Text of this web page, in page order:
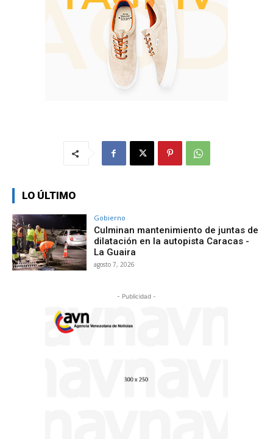
LO ÚLTIMO
Gobierno
Culminan mantenimiento de juntas de
dilatación en la autopista Caracas -
La Guaira
agosto 7, 2026
- Publicidad -